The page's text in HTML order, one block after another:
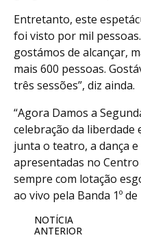
Entretanto, este
foi visto por mil
gostámos de alcançar,
mais 600 pessoas.
três sessões”, diz ainda.
“Agora Damos a
celebração da
junta o teatro, a dança e
apresentadas no
sempre com lotação
ao vivo pela Banda 1º
NOTÍCIA
ANTERIOR